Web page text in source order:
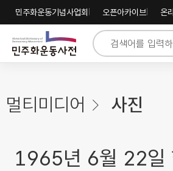
가
기
기
민주화운동기념사업회 오픈아카이브 온
멀티미디어 사진
1965년 6월 22일